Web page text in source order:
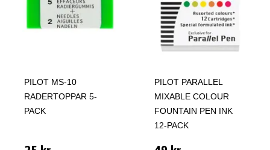
PILOT MS-10
RADERTOPPAR 5-
PACK
PILOT PARALLEL
MIXABLE COLOUR
FOUNTAIN PEN INK
12-PACK